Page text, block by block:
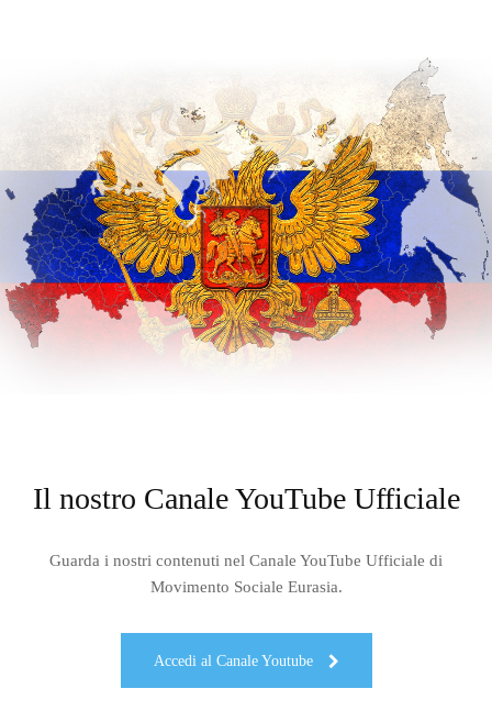
Il nostro Canale YouTube Ufficiale
Guarda i nostri contenuti nel Canale YouTube Ufficiale di
Movimento Sociale Eurasia.
Accedi al Canale Youtube